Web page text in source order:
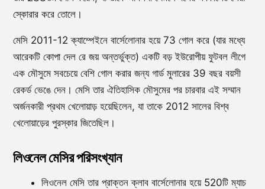
স্কোরার করে তোলে।
মেসি 2011-12 ক্যাম্পেইনে বার্সেলোনার হয়ে 73 গোল করে (যার মধ্যে
আরেকটি কোপা দেল রে জয় অন্তর্ভুক্ত) একটি বড় ইউরোপীয় ফুটবল লীগে
এক মৌসুমে সবচেয়ে বেশি গোল করার জন্য গার্ড মুলারের 39 বছর বয়সী
রেকর্ড ভেঙে দেন। মেসি তার ঐতিহাসিক মৌসুমের পর চারবার এই সম্মান
অর্জনকারী প্রথম খেলোয়াড় হয়েছিলেন, যা তাকে 2012 সালের বিশ্ব
খেলোয়াড়ের পুরস্কার জিতেছিল।
লিওনেল মেসির পরিসংখ্যান
লিওনেল মেসি তার প্রাক্তন ক্লাব বার্সেলোনার হয়ে 520টি ম্যাচ